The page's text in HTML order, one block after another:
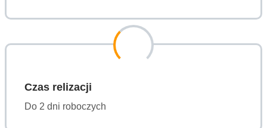
Czas relizacji
Do 2 dni roboczych